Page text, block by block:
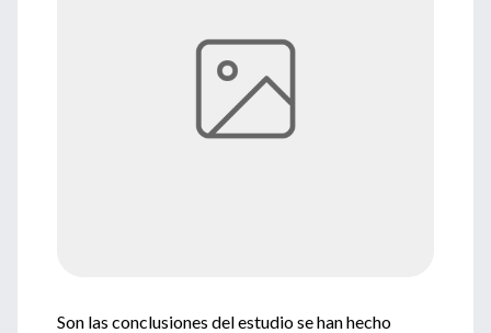
Son las conclusiones del estudio se han hecho